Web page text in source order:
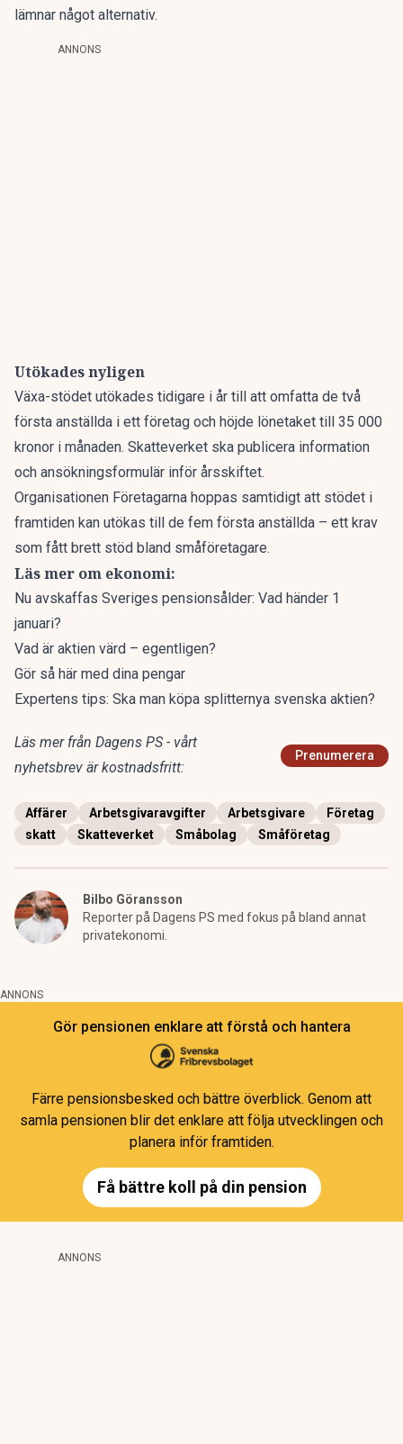
lämnar något alternativ.
ANNONS
Utökades nyligen
Växa-stödet utökades tidigare i år till att omfatta de två
första anställda i ett företag och höjde lönetaket till 35 000
kronor i månaden. Skatteverket ska publicera information
och ansökningsformulär inför årsskiftet.
Organisationen Företagarna hoppas samtidigt att stödet i
framtiden kan utökas till de fem första anställda – ett krav
som fått brett stöd bland småföretagare.
Läs mer om ekonomi:
Nu avskaffas Sveriges pensionsålder: Vad händer 1
januari?
Vad är aktien värd – egentligen?
Gör så här med dina pengar
Expertens tips: Ska man köpa splitternya svenska aktien?
Läs mer från Dagens PS - vårt
nyhetsbrev är kostnadsfritt:
Prenumerera
Affärer Arbetsgivaravgifter Arbetsgivare
Företag
skatt
Skatteverket Småbolag Småföretag
Bilbo Göransson
Reporter på Dagens PS med fokus på bland annat
privatekonomi.
ANNONS
Gör pensionen enklare att förstå och hantera
Färre pensionsbesked och bättre överblick. Genom att
samla pensionen blir det enklare att följa utvecklingen och
planera inför framtiden.
Få bättre koll på din pension
ANNONS